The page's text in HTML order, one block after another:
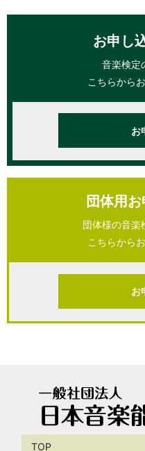
お申し
音楽検定
こちらから
お
団体用
団体様の音楽
こちらから
お
TOP